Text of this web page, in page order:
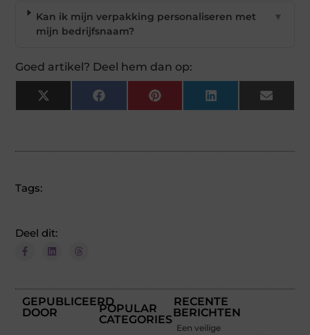
Kan ik mijn verpakking personaliseren met
mijn bedrijfsnaam?
▼
Goed artikel? Deel hem dan op:
X
(Twitter)
Facebook Pinterest LinkedIn Email
Tags:
Deel dit:
GEPUBLICEERD
DOOR
POPULAR
CATEGORIES
RECENTE
BERICHTEN
Een veilige